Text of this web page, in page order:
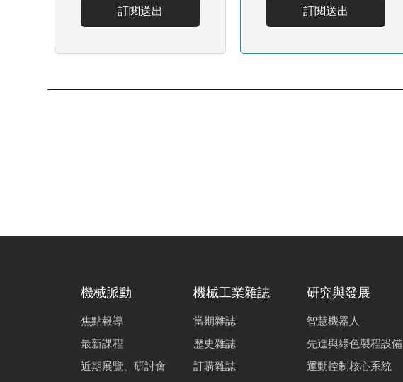
訂閱送出 訂閱送出
機械脈動
焦點報導
最新課程
近期展覽、研討會
機械工業雜誌
當期雜誌
歷史雜誌
訂購雜誌
研究與發展
智慧機器人
先進與綠色製程設備
運動控制核心系統